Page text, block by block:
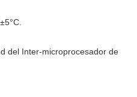
del Inter-microprocesador de